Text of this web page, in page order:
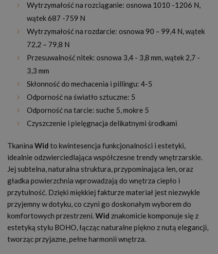
Wytrzymałość na rozciąganie: osnowa 1010 -1206 N,
wątek 687 -759 N
Wytrzymałość na rozdarcie: osnowa 90 – 99,4 N, wątek
72,2 – 79,8 N
Przesuwalność nitek: osnowa 3,4 - 3,8 mm, wątek 2,7 -
3,3 mm
Skłonność do mechacenia i pillingu: 4-5
Odporność na światło sztuczne: 5
Odporność na tarcie: suche 5, mokre 5
Czyszczenie i pielęgnacja delikatnymi środkami
Tkanina Wid to kwintesencja funkcjonalności i estetyki,
idealnie odzwierciedlająca współczesne trendy wnętrzarskie.
Jej subtelna, naturalna struktura, przypominająca len, oraz
gładka powierzchnia wprowadzają do wnętrza ciepło i
przytulność. Dzięki miękkiej fakturze materiał jest niezwykle
przyjemny w dotyku, co czyni go doskonałym wyborem do
komfortowych przestrzeni.Wid znakomicie komponuje się z
estetyką stylu BOHO, łącząc naturalne piękno z nutą elegancji,
tworząc przyjazne, pełne harmonii wnętrza.